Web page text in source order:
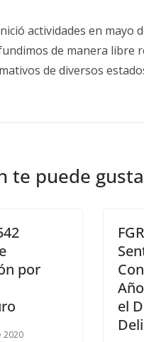
actividades en mayo
de manera libre
de diversos
te puede
por
2020
el